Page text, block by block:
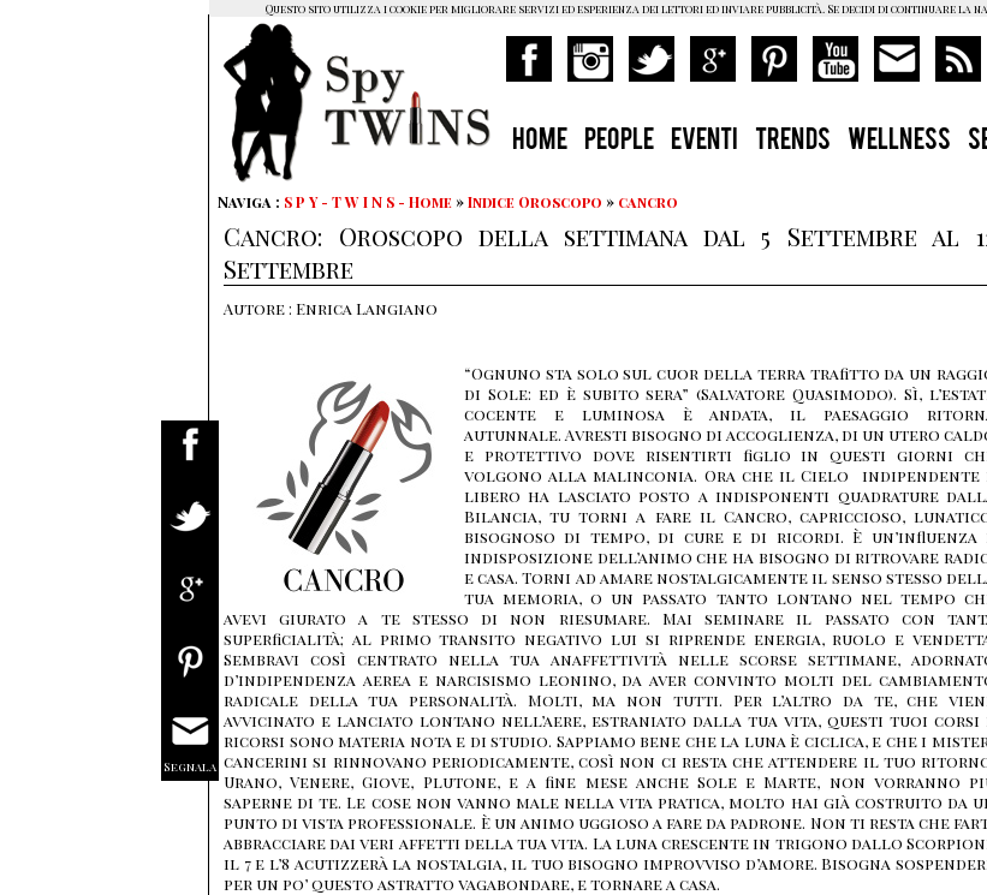
HOME PEOPLE EVENTI TRENDS WELLNESS
Naviga : S P Y - T W I N S - Home »Indice Oroscopo » cancro
Cancro: Oroscopo della settimana dal 5 Settembre al
Settembre
Autore : Enrica Langiano
“Ognuno sta solo sul cuor della terra trafitto da un
di Sole: ed è subito sera” (Salvatore Quasimodo). Sì,
cocente e luminosa è andata, il paesaggio
autunnale. Avresti bisogno di accoglienza, di un utero
e protettivo dove risentirti figlio in questi giorni
volgono alla malinconia. Ora che il Cielo indipendente
libero ha lasciato posto a indisponenti quadrature
Bilancia, tu torni a fare il Cancro, capriccioso,
bisognoso di tempo, di cure e di ricordi. È un’influenza
indisposizione dell’animo che ha bisogno di ritrovare
e casa. Torni ad amare nostalgicamente il senso stesso
tua memoria, o un passato tanto lontano nel tempo
avevi giurato a te stesso di non riesumare. Mai seminare il passato con
superficialità; al primo transito negativo lui si riprende energia, ruolo e
Sembravi così centrato nella tua anaffettività nelle scorse settimane,
d’indipendenza aerea e narcisismo leonino, da aver convinto molti del
radicale della tua personalità. Molti, ma non tutti. Per l’altro da te, che
avvicinato e lanciato lontano nell’aere, estraniato dalla tua vita, questi tuoi corsi
ricorsi sono materia nota e di studio. Sappiamo bene che la luna è ciclica, e che i
cancerini si rinnovano periodicamente, così non ci resta che attendere il tuo
Urano, Venere, Giove, Plutone, e a fine mese anche Sole e Marte, non vorranno
saperne di te. Le cose non vanno male nella vita pratica, molto hai già costruito da
punto di vista professionale. È un animo uggioso a fare da padrone. Non ti resta che
abbracciare dai veri affetti della tua vita. La luna crescente in trigono dallo
il 7 e l’8 acutizzerà la nostalgia, il tuo bisogno improvviso d’amore. Bisogna
per un po’ questo astratto vagabondare, e tornare a casa.
Segnala
Questo sito utilizza i cookie per migliorare servizi ed esperienza dei lettori ed inviare pubblicità. Se decidi di continuare la